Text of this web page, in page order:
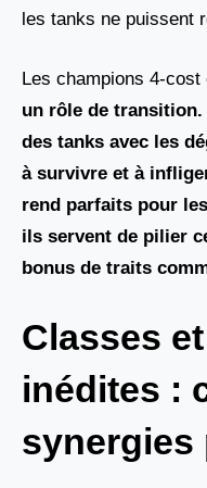
les tanks ne puissent
Les champions 4-cost
un rôle de
des tanks avec les
à survivre et à
rend parfaits pour
ils servent de pilier
bonus de traits
Classes
inédites :
synergies